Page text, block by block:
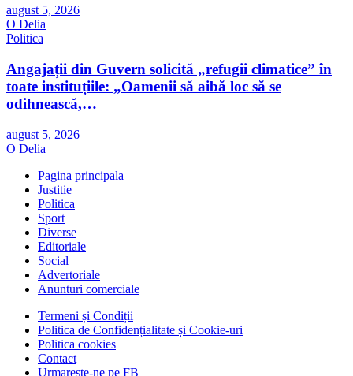
august 5, 2026
O Delia
Politica
Angajații din Guvern solicită „refugii climatice” în
toate instituțiile: „Oamenii să aibă loc să se
odihnească,…
august 5, 2026
O Delia
Pagina principala
Justitie
Politica
Sport
Diverse
Editoriale
Social
Advertoriale
Anunturi comerciale
Termeni și Condiții
Politica de Confidențialitate și Cookie-uri
Politica cookies
Contact
Urmareste-ne pe FB